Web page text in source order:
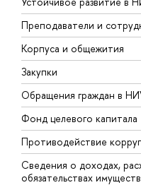
Преподаватели и
Корпуса и общежития
Закупки
Обращения граждан в
Фонд целевого капитала
Противодействие
Сведения о доходах,
обязательствах